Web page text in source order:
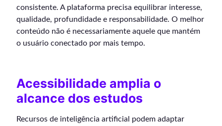
consistente. A plataforma precisa equilibrar interesse,
qualidade, profundidade e responsabilidade. O melhor
conteúdo não é necessariamente aquele que mantém
o usuário conectado por mais tempo.
Acessibilidade amplia o
alcance dos estudos
Recursos de inteligência artificial podem adaptar